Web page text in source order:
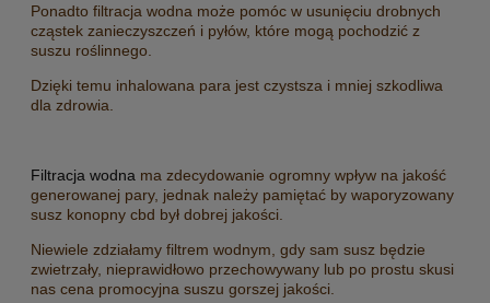
Ponadto filtracja wodna może pomóc w usunięciu drobnych
cząstek zanieczyszczeń i pyłów, które mogą pochodzić z
suszu roślinnego.
Dzięki temu inhalowana para jest czystsza i mniej szkodliwa
dla zdrowia.
Filtracja wodna ma zdecydowanie ogromny wpływ na jakość
generowanej pary, jednak należy pamiętać by waporyzowany
susz konopny cbd był dobrej jakości.
Niewiele zdziałamy filtrem wodnym, gdy sam susz będzie
zwietrzały, nieprawidłowo przechowywany lub po prostu skusi
nas cena promocyjna suszu gorszej jakości.